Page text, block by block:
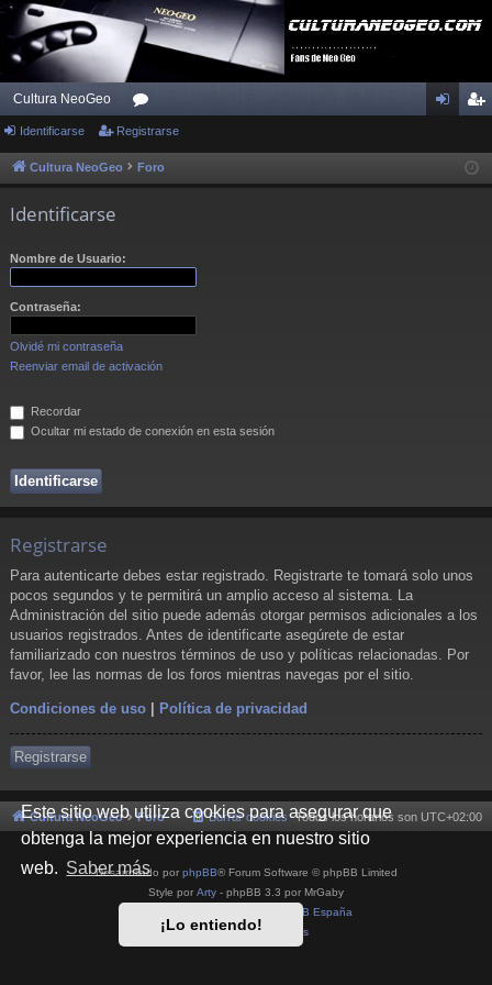
Este sitio web utiliza cookies para asegurar que
obtenga la mejor experiencia en nuestro sitio
web. Saber más
¡Lo entiendo!
Cultura NeoGeo
or
os ist
Identificarse Registrarse
Cultura NeoGeo Foro
Identificarse
Nombre de Usuario:
Contraseña:
Olvidé mi contraseña
Reenviar email de activación
Recordar
Ocultar mi estado de conexión en esta sesión
Registrarse
Para autenticarte debes estar registrado. Registrarte te tomará solo unos
pocos segundos y te permitirá un amplio acceso al sistema. La
Administración del sitio puede además otorgar permisos adicionales a los
usuarios registrados. Antes de identificarte asegúrete de estar
familiarizado con nuestros términos de uso y políticas relacionadas. Por
favor, lee las normas de los foros mientras navegas por el sitio.
Condiciones de uso Política de privacidad
Registrarse
Cultura NeoGeo Foro Todos los horarios son UTC+02:00
Borrar cookies
Desarrollado por phpBB® Forum Software © phpBB Limited
Style por Arty - phpBB 3.3 por MrGaby
phpBB España
Privacidad|Condiciones